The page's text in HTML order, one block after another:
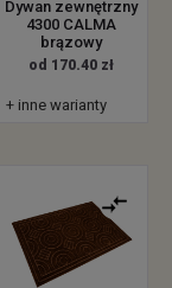
Dywan zewnętrzny
4300 CALMA
brązowy
od 170.40 zł
+ inne warianty